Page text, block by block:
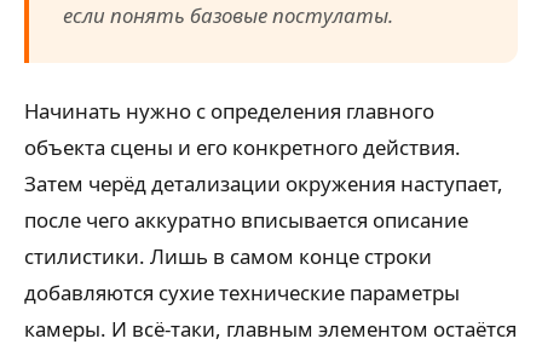
если понять базовые постулаты.
Начинать нужно с определения главного
объекта сцены и его конкретного действия.
Затем черёд детализации окружения наступает,
после чего аккуратно вписывается описание
стилистики. Лишь в самом конце строки
добавляются сухие технические параметры
камеры. И всё-таки, главным элементом остаётся